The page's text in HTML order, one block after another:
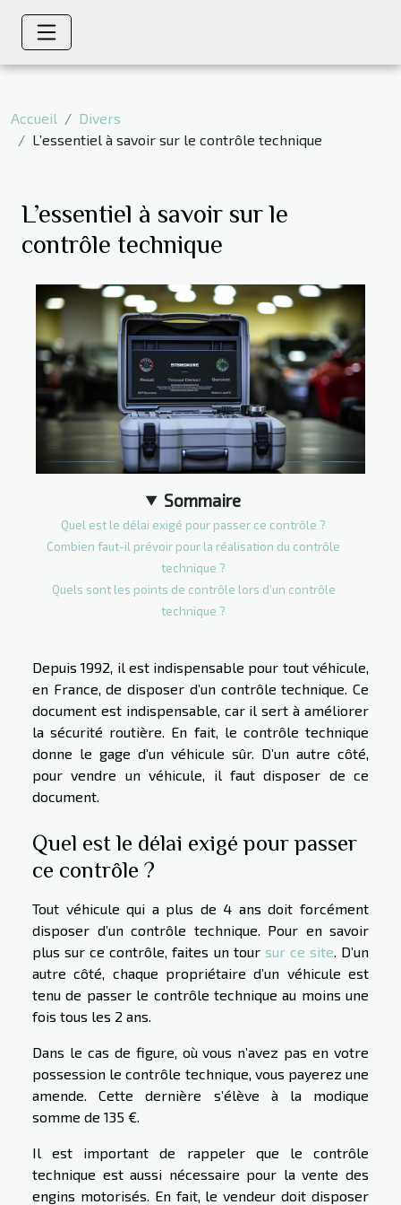
Accueil
Divers
L’essentiel à savoir sur le contrôle technique
L’essentiel à savoir sur le
contrôle technique
Sommaire
Quel est le délai exigé pour passer ce contrôle ?
Combien faut-il prévoir pour la réalisation du contrôle
technique ?
Quels sont les points de contrôle lors d’un contrôle
technique ?
Depuis 1992, il est indispensable pour tout véhicule,
en France, de disposer d’un contrôle technique. Ce
document est indispensable, car il sert à améliorer
la sécurité routière. En fait, le contrôle technique
donne le gage d’un véhicule sûr. D’un autre côté,
pour vendre un véhicule, il faut disposer de ce
document.
Quel est le délai exigé pour passer
ce contrôle ?
Tout véhicule qui a plus de 4 ans doit forcément
disposer d’un contrôle technique. Pour en savoir
plus sur ce contrôle, faites un tour sur ce site . D’un
autre côté, chaque propriétaire d’un véhicule est
tenu de passer le contrôle technique au moins une
fois tous les 2 ans.
Dans le cas de figure, où vous n’avez pas en votre
possession le contrôle technique, vous payerez une
amende. Cette dernière s’élève à la modique
somme de 135 €.
Il est important de rappeler que le contrôle
technique est aussi nécessaire pour la vente des
engins motorisés. En fait, le vendeur doit disposer